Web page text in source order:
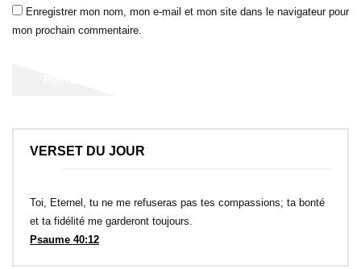
Enregistrer mon nom, mon e-mail et mon site dans le navigateur pour
mon prochain commentaire.
VERSET DU JOUR
Toi, Eternel, tu ne me refuseras pas tes compassions; ta bonté
et ta fidélité me garderont toujours.
Psaume 40:12